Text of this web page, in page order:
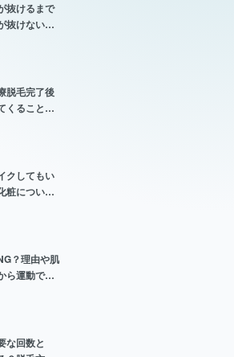
抜けるまで
抜けない原
脱毛完了後
くることは
クしてもい
粧について
？理由や肌
ら運動でき
な回数と